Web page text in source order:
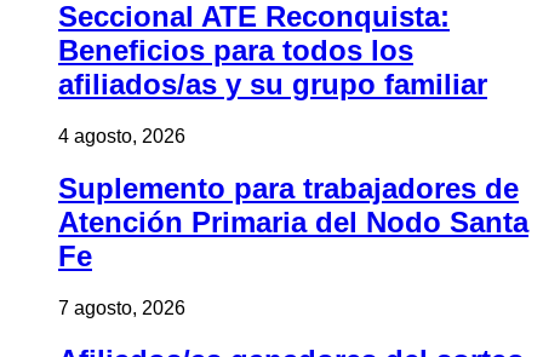
Seccional ATE Reconquista:
Beneficios para todos los
afiliados/as y su grupo familiar
4 agosto, 2026
Suplemento para trabajadores de
Atención Primaria del Nodo Santa
Fe
7 agosto, 2026